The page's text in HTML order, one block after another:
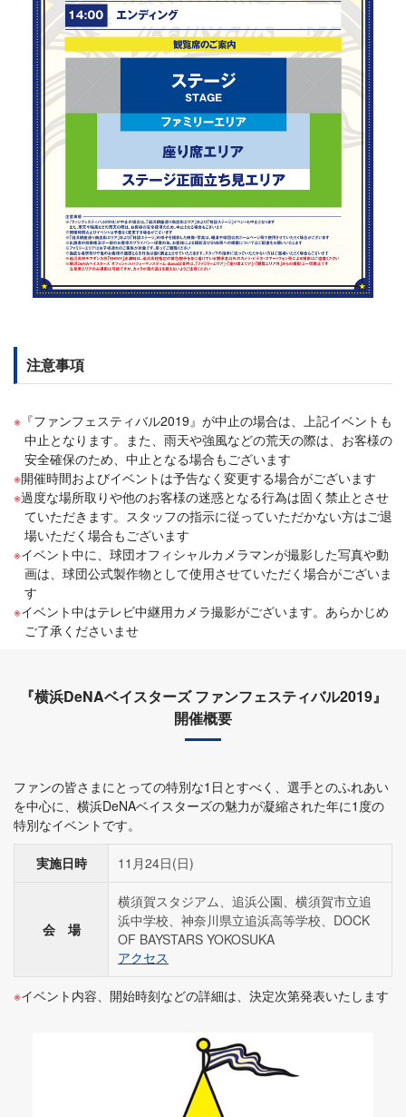
注意事項
『ファンフェスティバル2019』が中止の場合は、上記イベントも
中止となります。また、雨天や強風などの荒天の際は、お客様の
安全確保のため、中止となる場合もございます
開催時間およびイベントは予告なく変更する場合がございます
過度な場所取りや他のお客様の迷惑となる行為は固く禁止とさせ
ていただきます。スタッフの指示に従っていただかない方はご退
場いただく場合もございます
イベント中に、球団オフィシャルカメラマンが撮影した写真や動
画は、球団公式製作物として使用させていただく場合がございま
す
イベント中はテレビ中継用カメラ撮影がございます。あらかじめ
ご了承くださいませ
『横浜DeNAベイスターズ ファンフェスティバル2019』
開催概要
ファンの皆さまにとっての特別な1日とすべく、選手とのふれあい
を中心に、横浜DeNAベイスターズの魅力が凝縮された年に1度の
特別なイベントです。
実施日時 11月24日(日)
会 場
横須賀スタジアム、追浜公園、横須賀市立追
浜中学校、神奈川県立追浜高等学校、DOCK
OF BAYSTARS YOKOSUKA
アクセス
イベント内容、開始時刻などの詳細は、決定次第発表いたします